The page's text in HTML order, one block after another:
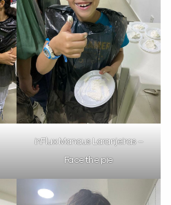
inFlux Manaus Laranjeiras –
Face the pie